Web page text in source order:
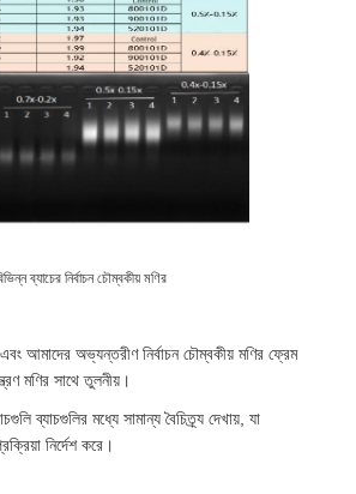
ব্যাচের নির্বাচন চৌম্বকীয় মণির
আমাদের অভ্যন্তরীণ নির্বাচন চৌম্বকীয় মণির ফ্রেম
মণির সাথে তুলনীয়।
ব্যাচগুলির মধ্যে সামান্য বৈচিত্র্য দেখায়, যা
নির্দেশ করে।